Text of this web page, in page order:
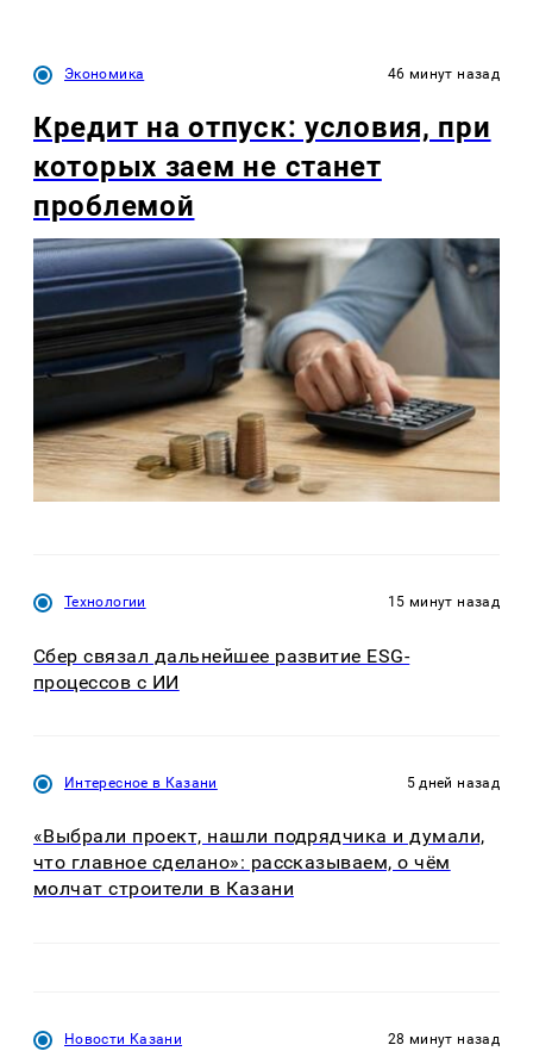
Экономика 46 минут назад
Кредит на отпуск: условия, при
которых заем не станет
проблемой
Технологии 15 минут назад
Сбер связал дальнейшее развитие ESG-
процессов с ИИ
Интересное в Казани 5 дней назад
«Выбрали проект, нашли подрядчика и думали,
что главное сделано»: рассказываем, о чём
молчат строители в Казани
Новости Казани 28 минут назад